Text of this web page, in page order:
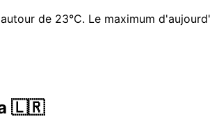
de 23°C. Le maximum
🇱🇷